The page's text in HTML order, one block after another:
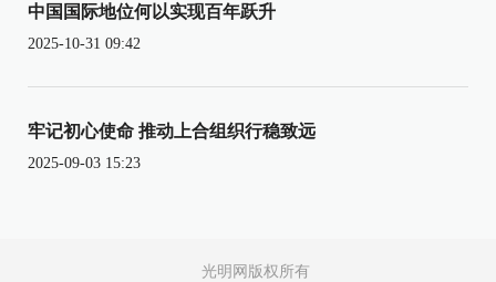
中国国际地位何以实现百年跃升
2025-10-31 09:42
牢记初心使命 推动上合组织行稳致远
2025-09-03 15:23
光明网版权所有